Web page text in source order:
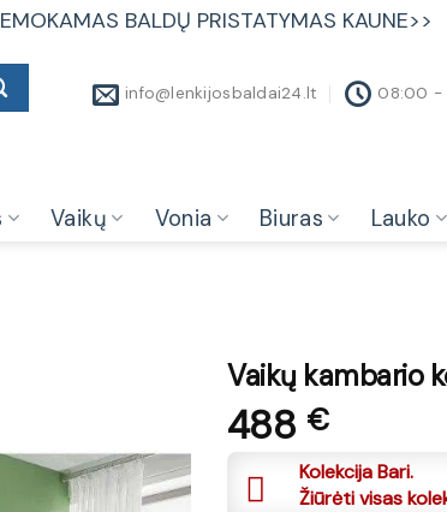
BALDŲ PRISTATYMAS KAUNE>>
info@lenkijosbaldai24.lt
08:00 -
Vaikų Vonia Biuras Lauko
Vaikų kambario
488 €
Kolekcija Bari.
Žiūrėti visas